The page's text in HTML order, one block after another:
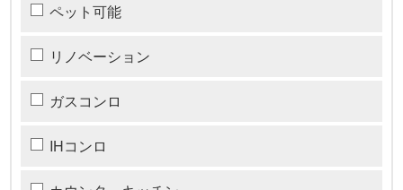
ペット可能
リノベーション
ガスコンロ
IHコンロ